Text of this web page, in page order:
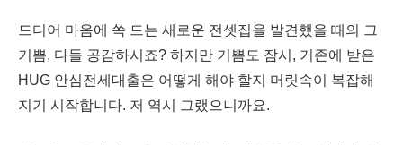
드디어 마음에 쏙 드는 새로운 전셋집을 발견했을 때의 그
기쁨, 다들 공감하시죠? 하지만 기쁨도 잠시, 기존에 받은
HUG 안심전세대출은 어떻게 해야 할지 머릿속이 복잡해
지기 시작합니다. 저 역시 그랬으니까요.